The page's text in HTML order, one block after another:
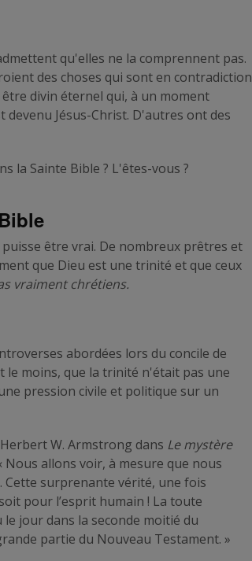
qu'elles ne la comprennent pas.
des choses qui sont en contradiction
divin éternel qui, à un moment
Jésus-Christ. D'autres ont des
la Sainte Bible ? L'êtes-vous ?
être vrai. De nombreux prêtres et
que Dieu est une trinité et que ceux
vraiment chrétiens.
abordées lors du concile de
le moins, que la trinité n'était pas une
pression civile et politique sur un
W. Armstrong dans Le mystère
Nous allons voir, à mesure que nous
Cette surprenante vérité, une fois
pour l’esprit humain ! La toute
jour dans la seconde moitié du
partie du Nouveau Testament. »